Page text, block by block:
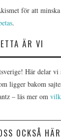
för att
.
ÄR VI
Här delar vi
ligger bakom
– läs mer om
OCKSÅ HÄR